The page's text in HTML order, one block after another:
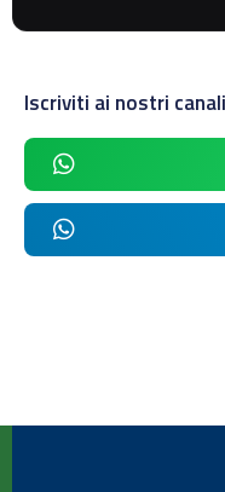
Iscriviti ai nostri canali